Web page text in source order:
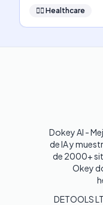
👩‍⚕️ Healthcare
Dokey AI -
de IA y
de 2000+
Okey
DETOOLS